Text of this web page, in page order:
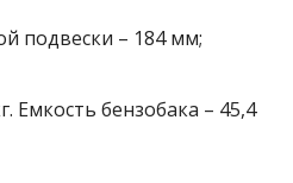
подвески – 184 мм;
Емкость бензобака – 45,4